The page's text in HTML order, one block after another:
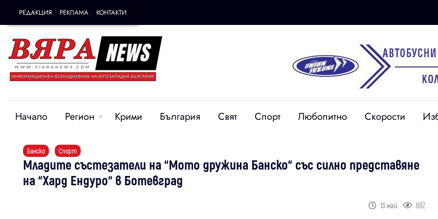
РЕДАКЦИЯ РЕКЛАМА КОНТАКТИ
Начало Регион Крими България Свят Спорт Любопитно Скорости
Банско Спорт
Младите състезатели на “Мото дружина Банско“ със силно представяне
на “Хард Ендуро“ в Ботевград
13 май 882